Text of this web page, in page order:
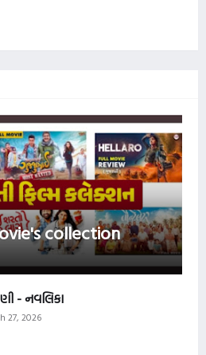
collection
- નવલિકા
27, 2026